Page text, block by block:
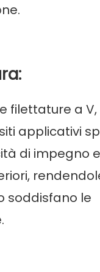
filettature a V,
applicativi
di impegno
soddisfano le